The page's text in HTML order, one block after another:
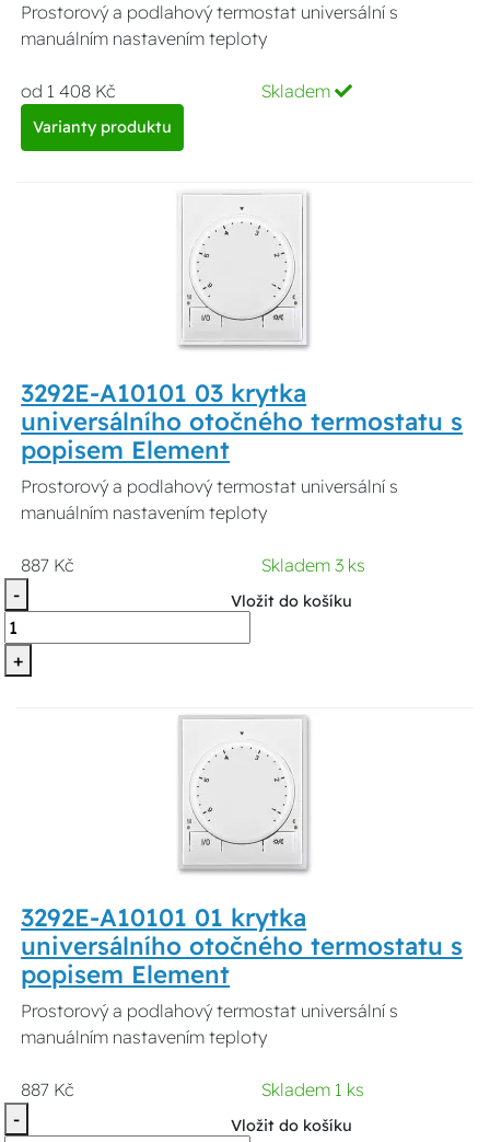
Prostorový a podlahový termostat universální s
manuálním nastavením teploty
od 1 408 Kč Skladem
Varianty produktu
3292E-A10101 03 krytka
universálního otočného termostatu s
popisem Element
Prostorový a podlahový termostat universální s
manuálním nastavením teploty
887 Kč
Skladem 3 ks
-
+
Vložit do košíku
3292E-A10101 01 krytka
universálního otočného termostatu s
popisem Element
Prostorový a podlahový termostat universální s
manuálním nastavením teploty
887 Kč
Skladem 1 ks
-
Vložit do košíku